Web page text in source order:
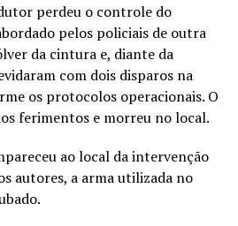
perdeu o controle do
pelos policiais de outra
da cintura e, diante da
com dois disparos na
os protocolos operacionais. O
ferimentos e morreu no local.
ao local da intervenção
autores, a arma utilizada no